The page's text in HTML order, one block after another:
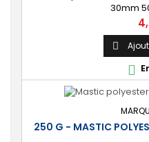
30mm


250 G - MASTIC